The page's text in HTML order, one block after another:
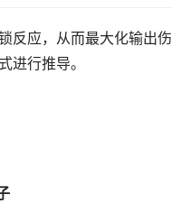
反应，从而最大化输出伤
进行推导。